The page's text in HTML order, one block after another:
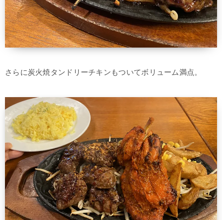
さらに炭火焼タンドリーチキンもついてボリューム満点。